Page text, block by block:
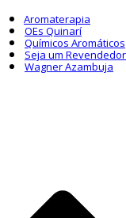
Aromaterapia
OEs Quinarí
Químicos Aromáticos
Seja um Revendedor
Wagner Azambuja